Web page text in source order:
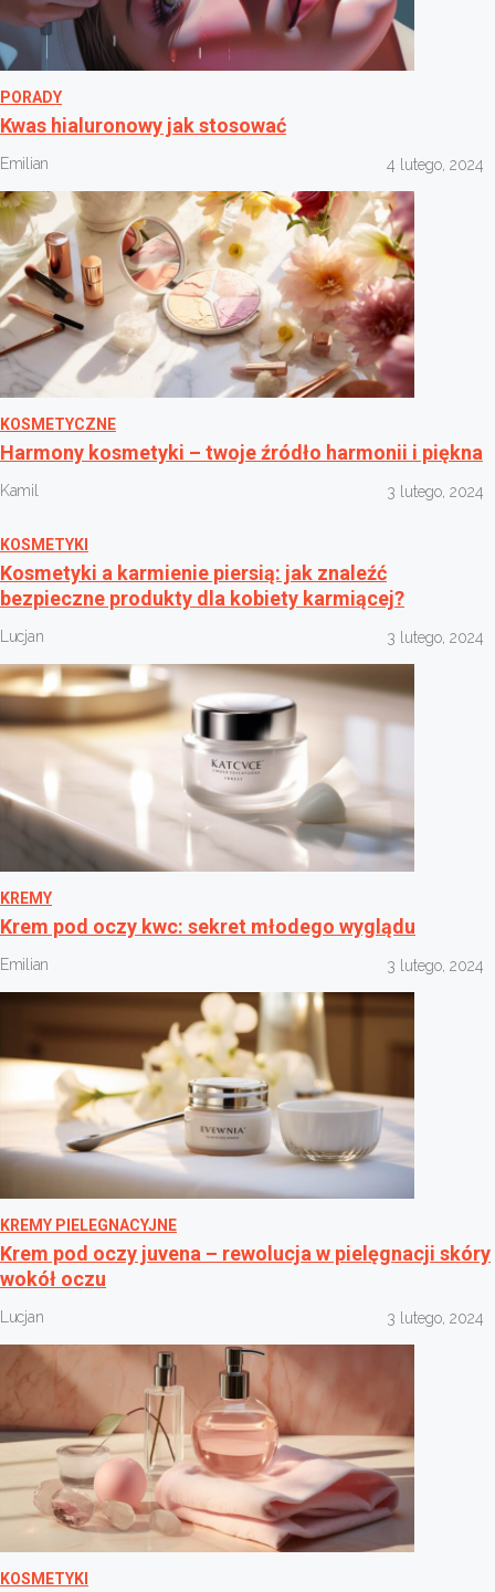
PORADY
Kwas hialuronowy jak stosować
Emilian 4 lutego, 2024
KOSMETYCZNE
Harmony kosmetyki – twoje źródło harmonii i piękna
Kamil 3 lutego, 2024
KOSMETYKI
Kosmetyki a karmienie piersią: jak znaleźć
bezpieczne produkty dla kobiety karmiącej?
Lucjan 3 lutego, 2024
KREMY
Krem pod oczy kwc: sekret młodego wyglądu
Emilian 3 lutego, 2024
KREMY PIELEGNACYJNE
Krem pod oczy juvena – rewolucja w pielęgnacji skóry
wokół oczu
Lucjan 3 lutego, 2024
KOSMETYKI